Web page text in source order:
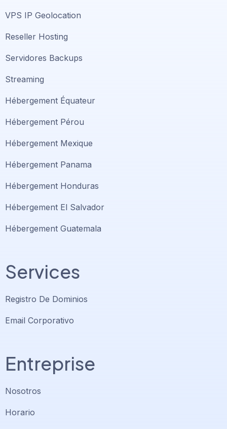
VPS IP Geolocation
Reseller Hosting
Servidores Backups
Streaming
Hébergement Équateur
Hébergement Pérou
Hébergement Mexique
Hébergement Panama
Hébergement Honduras
Hébergement El Salvador
Hébergement Guatemala
Services
Registro De Dominios
Email Corporativo
Entreprise
Nosotros
Horario